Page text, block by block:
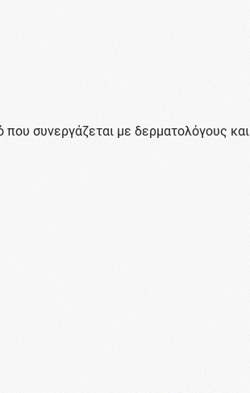
που συνεργάζεται με δερματολόγους και